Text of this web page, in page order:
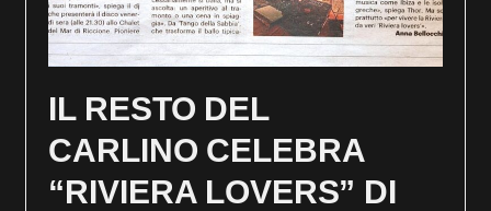
IL RESTO DEL
CARLINO CELEBRA
“RIVIERA LOVERS” DI